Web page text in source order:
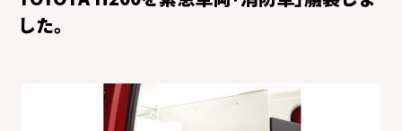
した。